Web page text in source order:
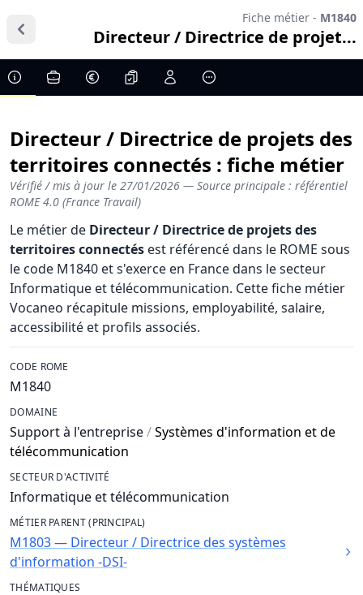
Fiche métier - M1840
Directeur / Directrice de projet...
Directeur / Directrice de projets des
territoires connectés : fiche métier
Vérifié / mis à jour le 27/01/2026 — Source principale : référentiel
ROME 4.0 (France Travail)
Le métier de Directeur / Directrice de projets des
territoires connectés est référencé dans le ROME sous
le code M1840 et s'exerce en France dans le secteur
Informatique et télécommunication. Cette fiche métier
Vocaneo récapitule missions, employabilité, salaire,
accessibilité et profils associés.
CODE ROME
M1840
DOMAINE
Support à l'entreprise/Systèmes d'information et de
télécommunication
SECTEUR D'ACTIVITÉ
Informatique et télécommunication
MÉTIER PARENT (PRINCIPAL)
M1803 — Directeur / Directrice des systèmes
d'information -DSI-
THÉMATIQUES